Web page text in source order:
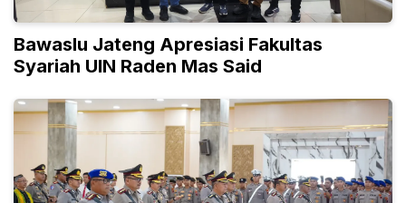
Bawaslu Jateng Apresiasi Fakultas
Syariah UIN Raden Mas Said